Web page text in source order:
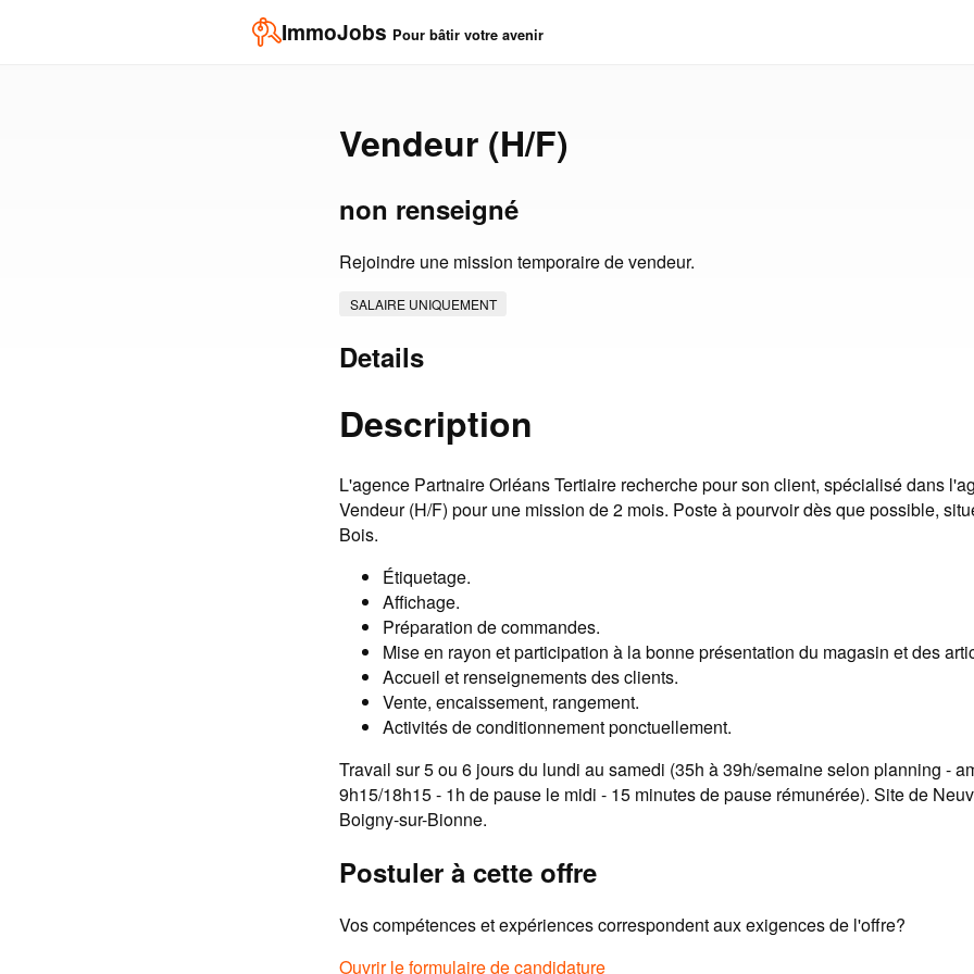
ImmoJobs Pour bâtir votre avenir
Vendeur (H/F)
non renseigné
Rejoindre une mission temporaire de vendeur.
SALAIRE UNIQUEMENT
Details
Description
L'agence Partnaire Orléans Tertiaire recherche pour son client, spécialisé dans
Vendeur (H/F) pour une mission de 2 mois. Poste à pourvoir dès que possible,
Bois.
Étiquetage.
Affichage.
Préparation de commandes.
Mise en rayon et participation à la bonne présentation du magasin et des
Accueil et renseignements des clients.
Vente, encaissement, rangement.
Activités de conditionnement ponctuellement.
Travail sur 5 ou 6 jours du lundi au samedi (35h à 39h/semaine selon planning -
9h15/18h15 - 1h de pause le midi - 15 minutes de pause rémunérée). Site de
Boigny-sur-Bionne.
Postuler à cette offre
Vos compétences et expériences correspondent aux exigences de l'offre?
Ouvrir le formulaire de candidature